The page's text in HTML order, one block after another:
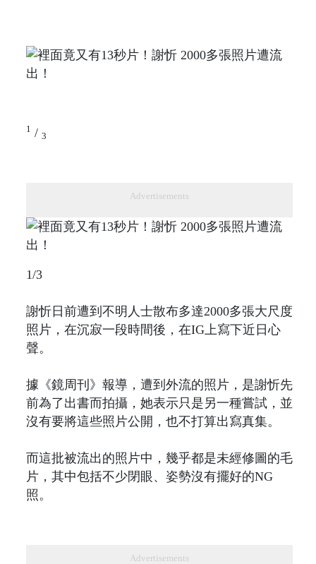
1 / 3
Advertisements
1/3
謝忻日前遭到不明人士散布多達2000多張大尺度
照片，在沉寂一段時間後，在IG上寫下近日心
聲。
據《鏡周刊》報導，遭到外流的照片，是謝忻先
前為了出書而拍攝，她表示只是另一種嘗試，並
沒有要將這些照片公開，也不打算出寫真集。
而這批被流出的照片中，幾乎都是未經修圖的毛
片，其中包括不少閉眼、姿勢沒有擺好的NG
照。
Advertisements